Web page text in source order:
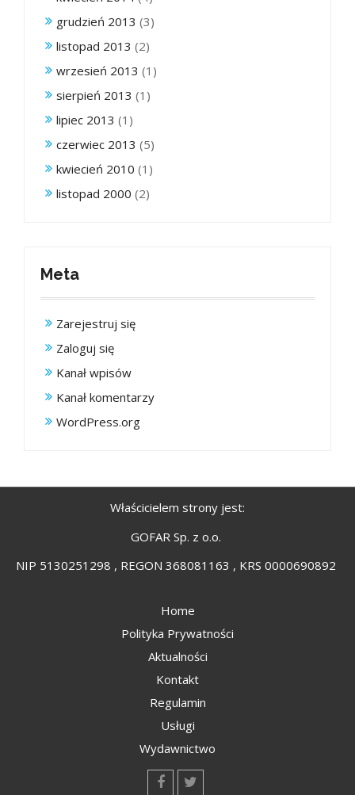
grudzień 2013 (3)
listopad 2013 (2)
wrzesień 2013 (1)
sierpień 2013 (1)
lipiec 2013 (1)
czerwiec 2013 (5)
kwiecień 2010 (1)
listopad 2000 (2)
Meta
Zarejestruj się
Zaloguj się
Kanał wpisów
Kanał komentarzy
WordPress.org
Właścicielem strony jest:
GOFAR Sp. z o.o.
NIP 5130251298 , REGON 368081163 , KRS 0000690892
Home
Polityka Prywatności
Aktualności
Kontakt
Regulamin
Usługi
Wydawnictwo